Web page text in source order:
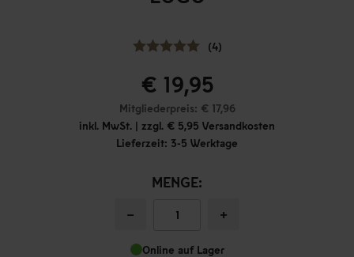
(4)
€ 19,95
Mitgliederpreis: € 17,96
inkl. MwSt. | zzgl. € 5,95 Versandkosten
Lieferzeit: 3-5 Werktage
MENGE:
− +
Online auf Lager